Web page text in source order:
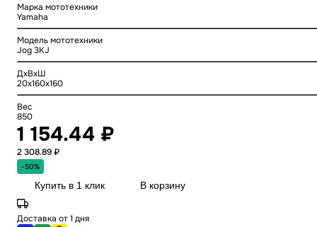
Марка мототехники
Yamaha
Модель мототехники
Jog 3KJ
ДхВхШ
20x160x160
Вес
850
1 154.44 ₽
2 308.89 ₽
-50%
Купить в 1 клик В корзину
Доставка от 1 дня